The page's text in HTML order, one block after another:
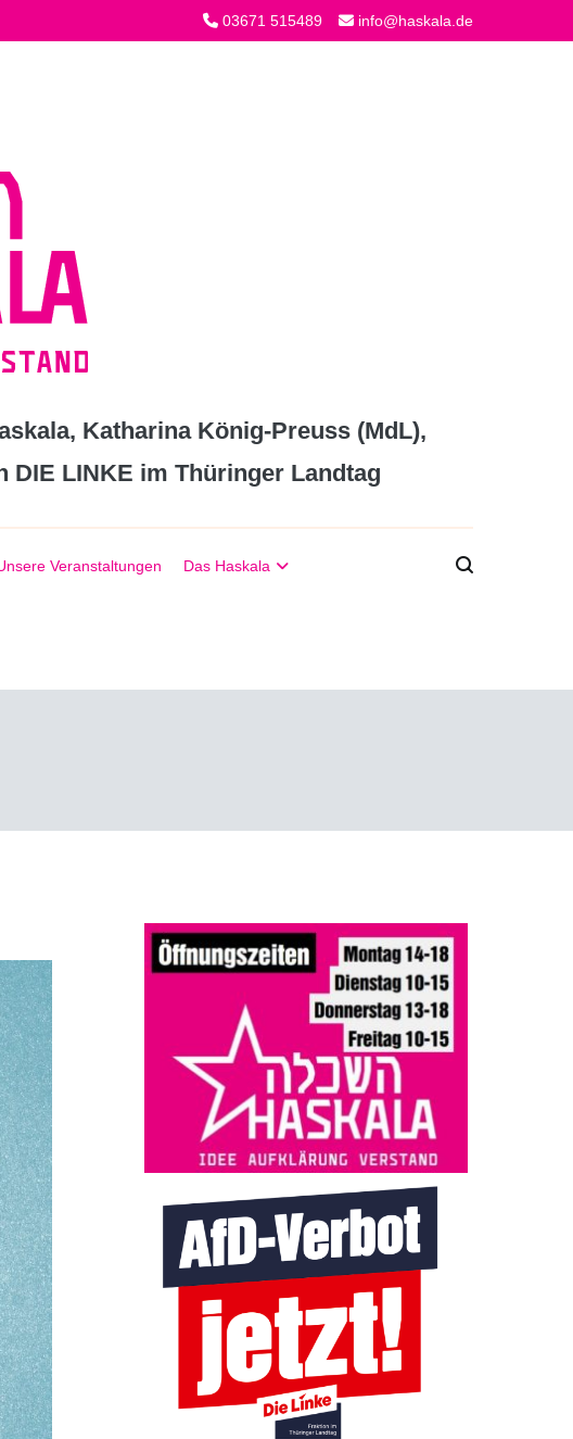
03671 515489 info@haskala.de
Katharina König-Preuss (MdL),
LINKE im Thüringer Landtag
Veranstaltungen Das Haskala